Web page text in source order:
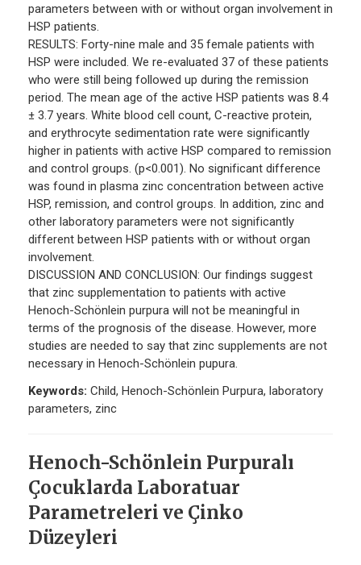
parameters between with or without organ involvement in
HSP patients.
RESULTS: Forty-nine male and 35 female patients with
HSP were included. We re-evaluated 37 of these patients
who were still being followed up during the remission
period. The mean age of the active HSP patients was 8.4
± 3.7 years. White blood cell count, C-reactive protein,
and erythrocyte sedimentation rate were significantly
higher in patients with active HSP compared to remission
and control groups. (p<0.001). No significant difference
was found in plasma zinc concentration between active
HSP, remission, and control groups. In addition, zinc and
other laboratory parameters were not significantly
different between HSP patients with or without organ
involvement.
DISCUSSION AND CONCLUSION: Our findings suggest
that zinc supplementation to patients with active
Henoch-Schönlein purpura will not be meaningful in
terms of the prognosis of the disease. However, more
studies are needed to say that zinc supplements are not
necessary in Henoch-Schönlein pupura.
Keywords: Child, Henoch-Schönlein Purpura, laboratory
parameters, zinc
Henoch-Schönlein Purpuralı
Çocuklarda Laboratuar
Parametreleri ve Çinko
Düzeyleri